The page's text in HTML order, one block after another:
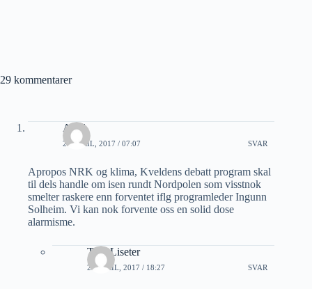
29 kommentarer
Arild
27 APRIL, 2017 / 07:07 SVAR
Apropos NRK og klima, Kveldens debatt program skal
til dels handle om isen rundt Nordpolen som visstnok
smelter raskere enn forventet iflg programleder Ingunn
Solheim. Vi kan nok forvente oss en solid dose
alarmisme.
Tore Liseter
27 APRIL, 2017 / 18:27 SVAR